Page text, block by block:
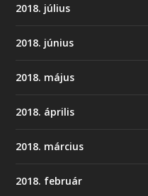
2018. július
2018. június
2018. május
2018. április
2018. március
2018. február